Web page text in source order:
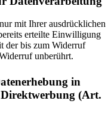
mit Ihrer ausdrücklichen
erteilte Einwilligung
der bis zum Widerruf
unberührt.
in
Direktwerbung (Art.